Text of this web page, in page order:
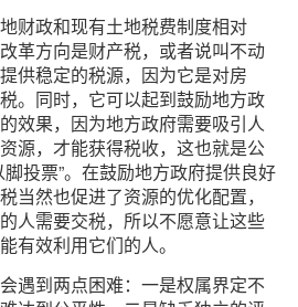
财政和现有土地税费制度相对
革方向是财产税，或者说叫不动
供稳定的税源，因为它是对房
。同时，它可以起到鼓励地方政
效果，因为地方政府需要吸引人
源，才能获得税收，这也就是公
投票”。在鼓励地方政府提供良好
当然也促进了资源的优化配置，
人需要交税，所以不愿意让这些
有效利用它们的人。
遇到两点困难：一是权属界定不